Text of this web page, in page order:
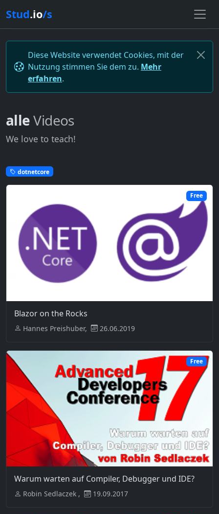
Stud.io/s
Diese Website verwendet Cookies, mit der
Nutzung stimmen Sie dem zu. Mehr
erfahren.
alleVideos
We love to teach!
dotnetcore
Free
Blazor on the Rocks
Hannes Preishuber, 26.06.2019
Free
Warum warten auf Compiler, Debugger und IDE?
Robin Sedlaczek , 19.09.2017